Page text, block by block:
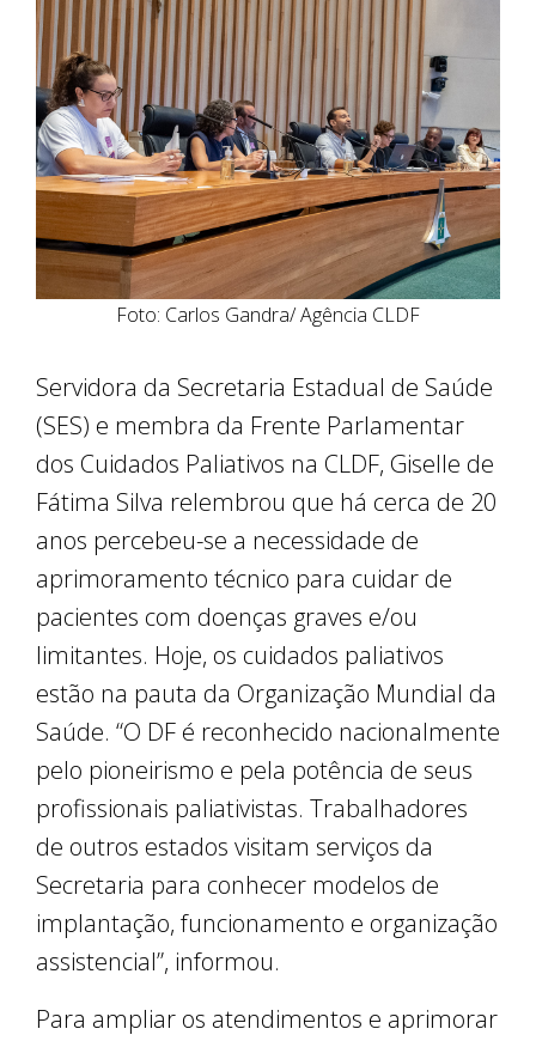
Foto: Carlos Gandra/ Agência CLDF
Servidora da Secretaria Estadual de Saúde
(SES) e membra da Frente Parlamentar
dos Cuidados Paliativos na CLDF, Giselle de
Fátima Silva relembrou que há cerca de 20
anos percebeu-se a necessidade de
aprimoramento técnico para cuidar de
pacientes com doenças graves e/ou
limitantes. Hoje, os cuidados paliativos
estão na pauta da Organização Mundial da
Saúde. “O DF é reconhecido nacionalmente
pelo pioneirismo e pela potência de seus
profissionais paliativistas. Trabalhadores
de outros estados visitam serviços da
Secretaria para conhecer modelos de
implantação, funcionamento e organização
assistencial”, informou.
Para ampliar os atendimentos e aprimorar